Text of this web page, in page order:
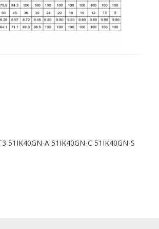
51IK40GN-A 51IK40GN-C 51IK40GN-S
проволоки
серии YEJ